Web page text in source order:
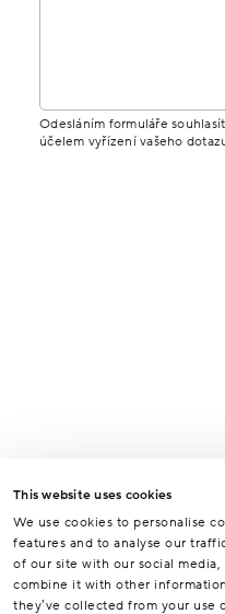
This website uses cookies
We use cookies to personalise
features and to analyse our
of our site with our social
combine it with other
they’ve collected from your use
Odesláním formuláře
účelem vyřízení vašeho